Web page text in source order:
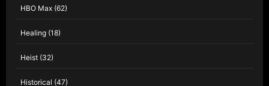
HBO Max (62)
Healing (18)
Heist (32)
Historical (47)